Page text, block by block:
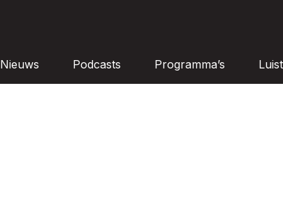
Nieuws Podcasts Programma’s